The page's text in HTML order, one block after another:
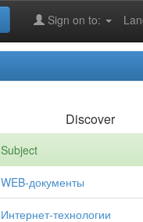
Sign on to:
Discover
Subject
WEB-документы
Интернет-технологии